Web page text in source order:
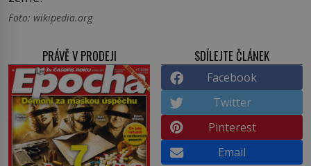
Foto: wikipedia.org
PRÁVĚ V PRODEJI SDÍLEJTE ČLÁNEK
Facebook
Twitter
Pinterest
Email